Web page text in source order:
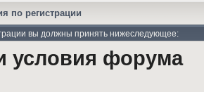
по регистрации
вы должны принять нижеследующее:
условия форума